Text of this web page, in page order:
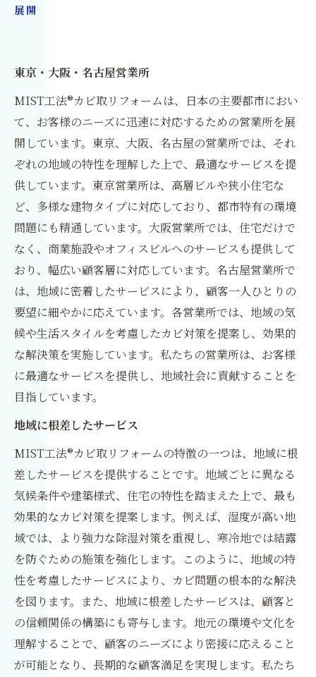
展開
東京・大阪・名古屋営業所
MIST工法®カビ取リフォームは、日本の主要都市におい
て、お客様のニーズに迅速に対応するための営業所を展
開しています。東京、大阪、名古屋の営業所では、それ
ぞれの地域の特性を理解した上で、最適なサービスを提
供しています。東京営業所は、高層ビルや狭小住宅な
ど、多様な建物タイプに対応しており、都市特有の環境
問題にも精通しています。大阪営業所では、住宅だけで
なく、商業施設やオフィスビルへのサービスも提供して
おり、幅広い顧客層に対応しています。名古屋営業所で
は、地域に密着したサービスにより、顧客一人ひとりの
要望に細やかに応えています。各営業所では、地域の気
候や生活スタイルを考慮したカビ対策を提案し、効果的
な解決策を実施しています。私たちの営業所は、お客様
に最適なサービスを提供し、地域社会に貢献することを
目指しています。
地域に根差したサービス
MIST工法®カビ取リフォームの特徴の一つは、地域に根
差したサービスを提供することです。地域ごとに異なる
気候条件や建築様式、住宅の特性を踏まえた上で、最も
効果的なカビ対策を提案します。例えば、湿度が高い地
域では、より強力な除湿対策を重視し、寒冷地では結露
を防ぐための施策を強化します。このように、地域の特
性を考慮したサービスにより、カビ問題の根本的な解決
を図ります。また、地域に根差したサービスは、顧客と
の信頼関係の構築にも寄与します。地元の環境や文化を
理解することで、顧客のニーズにより密接に応えること
が可能となり、長期的な顧客満足を実現します。私たち